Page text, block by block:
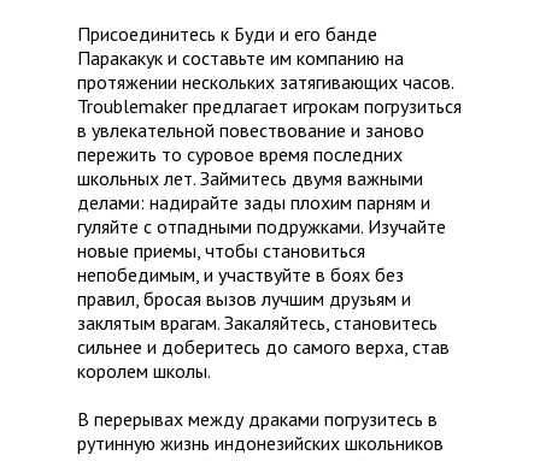
Присоединитесь к Буди и его банде
Паракакук и составьте им компанию на
протяжении нескольких затягивающих часов.
Troublemaker предлагает игрокам погрузиться
в увлекательной повествование и заново
пережить то суровое время последних
школьных лет. Займитесь двумя важными
делами: надирайте зады плохим парням и
гуляйте с отпадными подружками. Изучайте
новые приемы, чтобы становиться
непобедимым, и участвуйте в боях без
правил, бросая вызов лучшим друзьям и
заклятым врагам. Закаляйтесь, становитесь
сильнее и доберитесь до самого верха, став
королем школы.
В перерывах между драками погрузитесь в
рутинную жизнь индонезийских школьников